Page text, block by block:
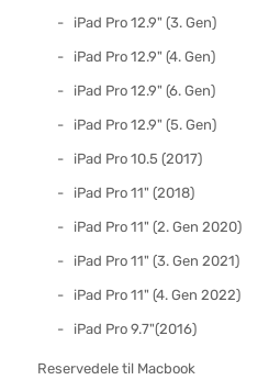
iPad Pro 12.9" (3. Gen)
iPad Pro 12.9" (4. Gen)
iPad Pro 12.9" (6. Gen)
iPad Pro 12.9" (5. Gen)
iPad Pro 10.5 (2017)
iPad Pro 11" (2018)
iPad Pro 11" (2. Gen 2020)
iPad Pro 11" (3. Gen 2021)
iPad Pro 11" (4. Gen 2022)
iPad Pro 9.7"(2016)
Reservedele til Macbook